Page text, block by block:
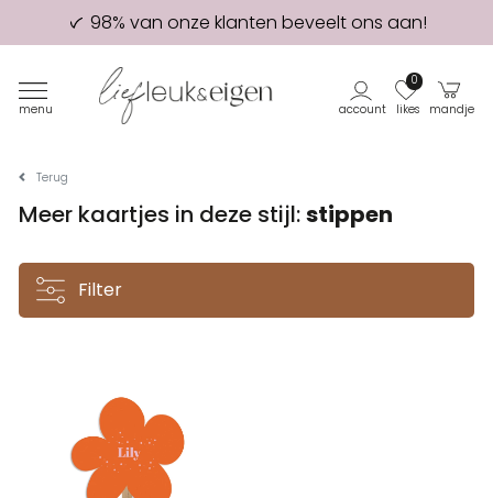
98% van onze klanten beveelt ons aan!
Eerste proefdruk GRATIS
menu account likes
0
mandje
Terug
Meer kaartjes in deze stijl:stippen
Filter